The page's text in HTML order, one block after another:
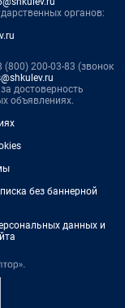
органов:
(800) 200-03-83 (звонок
достоверность
объявлениях.
без баннерной
данных и